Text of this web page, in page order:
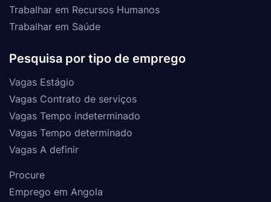
Trabalhar em Recursos Humanos
Trabalhar em Saúde
Pesquisa por tipo de emprego
Vagas Estágio
Vagas Contrato de serviços
Vagas Tempo indeterminado
Vagas Tempo determinado
Vagas A definir
Procure
Emprego em Angola